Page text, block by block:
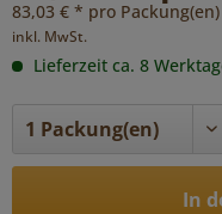
83,03 € * pro
inkl. MwSt.
Lieferzeit ca. 8
In